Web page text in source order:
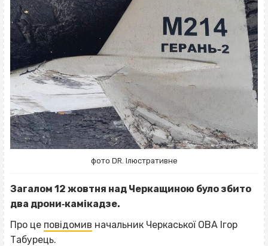
фото DR. Ілюстративне
Загалом 12 жовтня над Черкащиною було збито
два дрони‐камікадзе.
Про це повідомив начальник Черкаської ОВА Ігор
Табурець.